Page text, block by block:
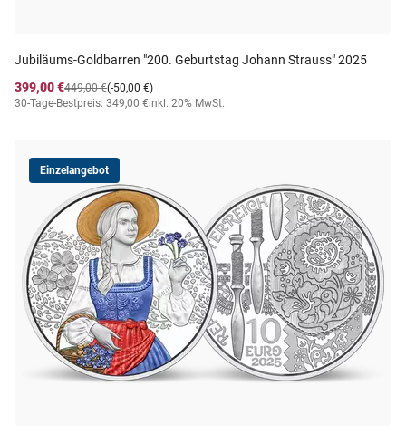
Jubiläums-Goldbarren "200. Geburtstag Johann Strauss" 2025
399,00 €
(-50,00 €)
449,00 €
30-Tage-Bestpreis: 349,00 €inkl. 20% MwSt.
Einzelangebot